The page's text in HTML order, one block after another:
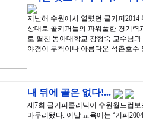
지난해 수원에서 열렸던 골키퍼
상대로 골키퍼들의 파워풀한 경기
로 펼친 동아대학교 강형숙 교수님
야경이 무척이나 아름다운 석촌호
내 뒤에 골은 없다!...
제7회 골키퍼클리닉이 수원월드컵
마무리됐다. 이날 교육에는 ‘키퍼